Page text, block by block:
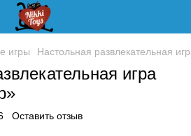
игры Настольная развлекательная
игра
Оставить отзыв